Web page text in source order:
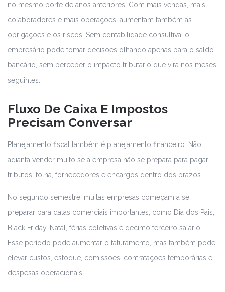
no mesmo porte de anos anteriores. Com mais vendas, mais
colaboradores e mais operações, aumentam também as
obrigações e os riscos. Sem contabilidade consultiva, o
empresário pode tomar decisões olhando apenas para o saldo
bancário, sem perceber o impacto tributário que virá nos meses
seguintes.
Fluxo De Caixa E Impostos
Precisam Conversar
Planejamento fiscal também é planejamento financeiro. Não
adianta vender muito se a empresa não se prepara para pagar
tributos, folha, fornecedores e encargos dentro dos prazos.
No segundo semestre, muitas empresas começam a se
preparar para datas comerciais importantes, como Dia dos Pais,
Black Friday, Natal, férias coletivas e décimo terceiro salário.
Esse período pode aumentar o faturamento, mas também pode
elevar custos, estoque, comissões, contratações temporárias e
despesas operacionais.